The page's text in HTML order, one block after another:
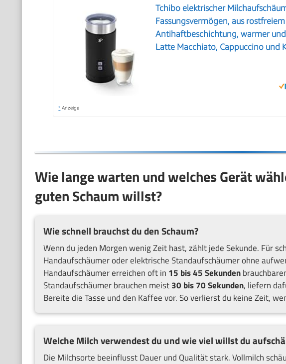
Tchibo elektrischer
Fassungsvermögen, aus
Antihaftbeschichtung, warmer
Latte Macchiato, Cappuccino und
* Anzeige
Wie lange warten und welches Gerät
guten Schaum willst?
Wie schnell brauchst du den Schaum?
Wenn du jeden Morgen wenig Zeit hast, zählt jede Sekunde. Für
Handaufschäumer oder elektrische Standaufschäumer ohne
Handaufschäumer erreichen oft in 15 bis 45 Sekunden
Standaufschäumer brauchen meist30 bis 70 Sekunden, liefern
Bereite die Tasse und den Kaffee vor. So verlierst du keine Zeit,
Welche Milch verwendest du und wie viel willst du
Die Milchsorte beeinflusst Dauer und Qualität stark. Vollmilch